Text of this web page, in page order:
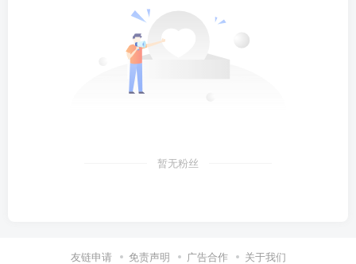
暂无粉丝
友链申请 免责声明 广告合作 关于我们